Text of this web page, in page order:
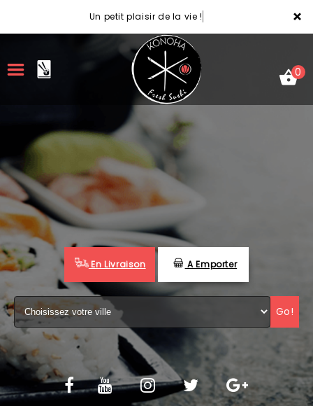
×
Un petit plaisir de la vie !
LA CARTE
VOTRE COMPTE
NOTRE RESTAURANT
VOS AVIS
MENTIONS LÉGALES
C.G.V
0
En Livraison A Emporter
Go!